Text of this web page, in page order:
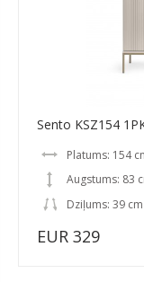
Sento KSZ154
Platums: 154
Augstums: 83
Dziļums: 39 cm
EUR 329